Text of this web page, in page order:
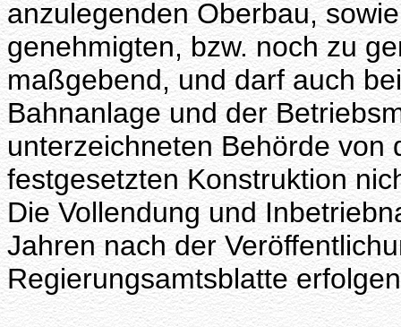
anzulegenden Oberbau,
genehmigten, bzw. noch zu
maßgebend, und darf auch
Bahnanlage und der
unterzeichneten Behörde von
festgesetzten Konstruktion
Die Vollendung und
Jahren nach der
Regierungsamtsblatte